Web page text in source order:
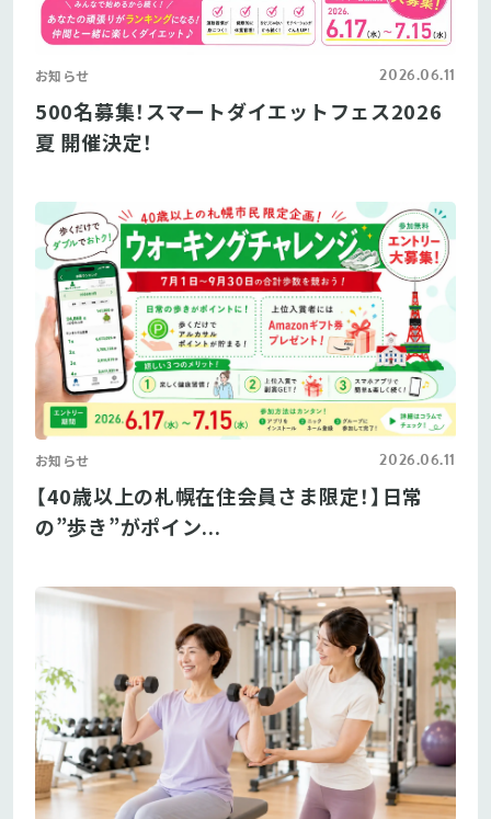
お知らせ 2026.06.11
500名募集！スマートダイエットフェス2026
夏 開催決定！
お知らせ 2026.06.11
【40歳以上の札幌在住会員さま限定！】日常
の”歩き”がポイン...